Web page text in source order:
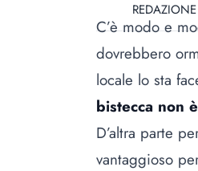
REDAZIONE
C’è modo e
dovrebbero
locale lo sta
bistecca non
D’altra parte
vantaggioso